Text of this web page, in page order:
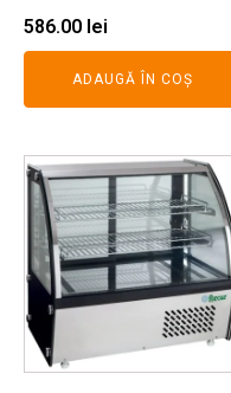
586.00 lei
ADAUGĂ ÎN COȘ